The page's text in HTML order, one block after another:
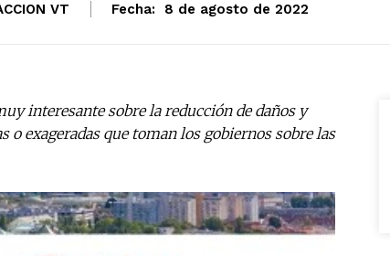
VT Fecha: 8 de agosto de 2022
interesante sobre la reducción de daños y
o exageradas que toman los gobiernos sobre las